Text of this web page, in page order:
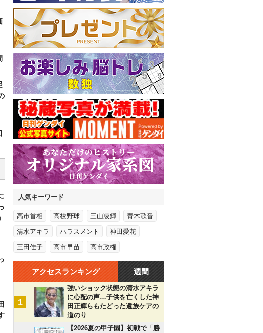
人気キーワード
高市首相 高校野球 三山凌輝 青木歌音
清水アキラ ハラスメント 神田愛花
三田佳子 高市早苗 高市政権
アクセスランキング 週間
1
強いショック状態の清水アキラ
に心配の声…子供を亡くした神
田正輝らもたどった遺族ケアの
道のり
【2026夏の甲子園】初戦で「勝